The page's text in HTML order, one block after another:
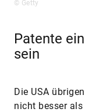
© Getty
Patente
sein
Die USA
nicht besser